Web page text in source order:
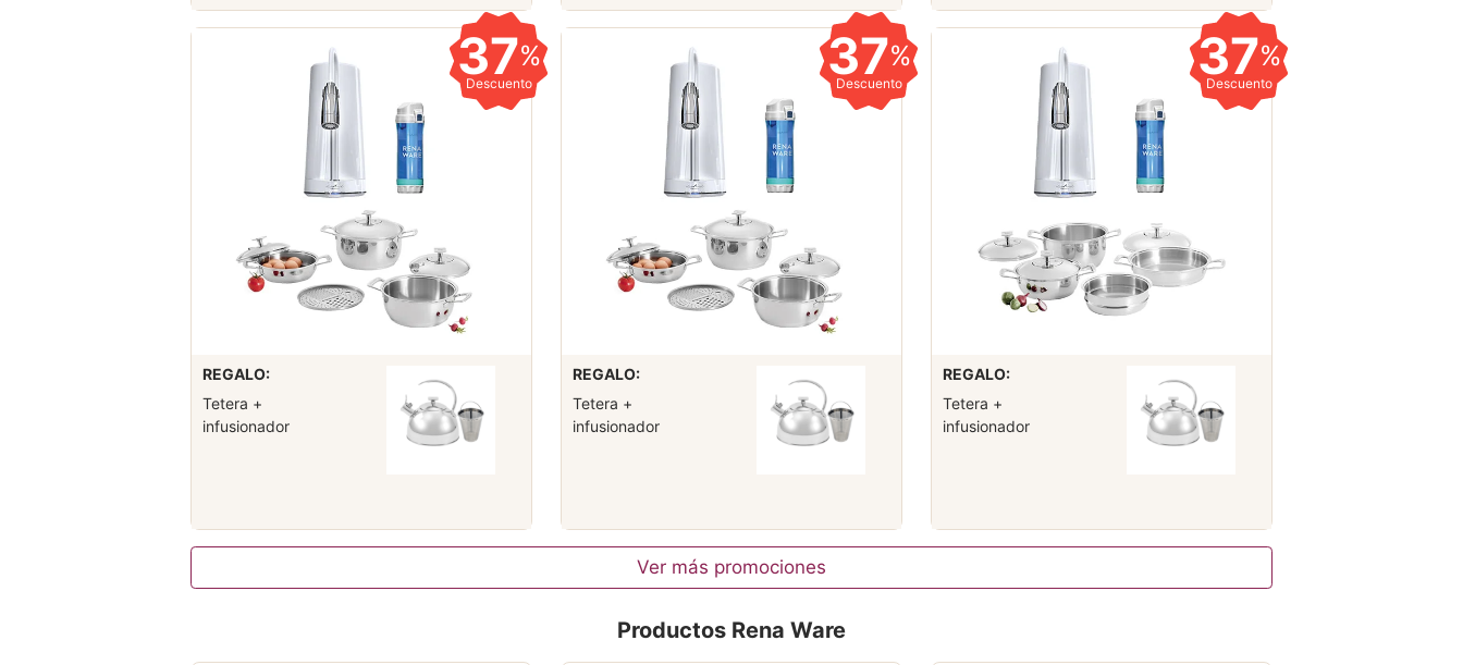
37%
Descuento
REGALO:
Tetera +
infusionador
37%
Descuento
REGALO:
Tetera +
infusionador
37%
Descuento
REGALO:
Tetera +
infusionador
Ver más promociones
Productos Rena Ware